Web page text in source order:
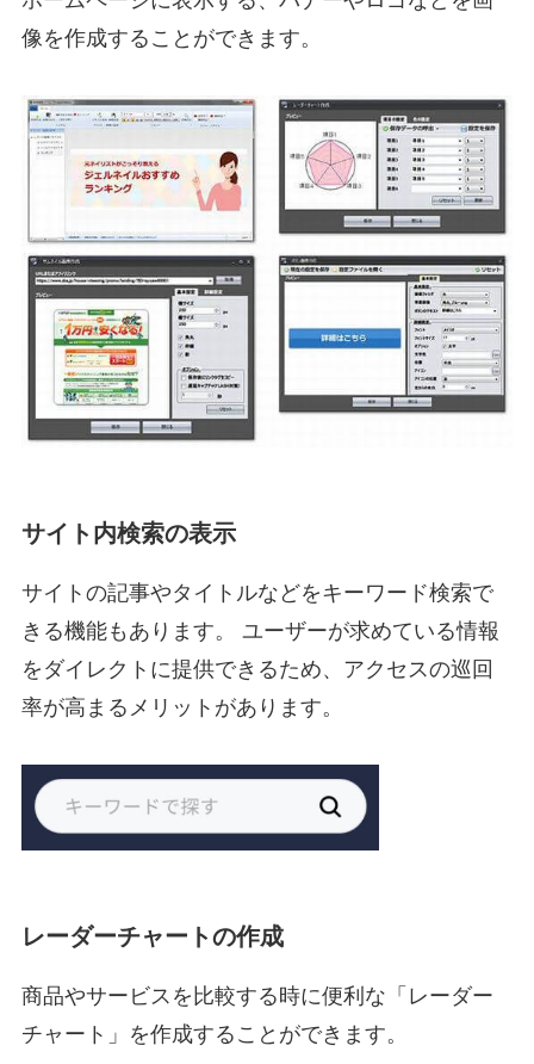
像を作成することができます。
サイト内検索の表示
サイトの記事やタイトルなどをキーワード検索で
きる機能もあります。 ユーザーが求めている情報
をダイレクトに提供できるため、アクセスの巡回
率が高まるメリットがあります。
レーダーチャートの作成
商品やサービスを比較する時に便利な「レーダー
チャート」を作成することができます。